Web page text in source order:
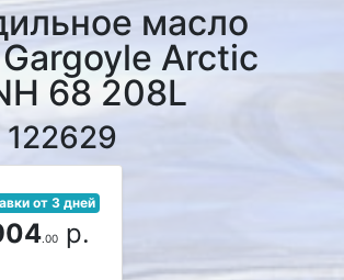
масло
Arctic
68 208L
122629
от 3 дней
.00 р.